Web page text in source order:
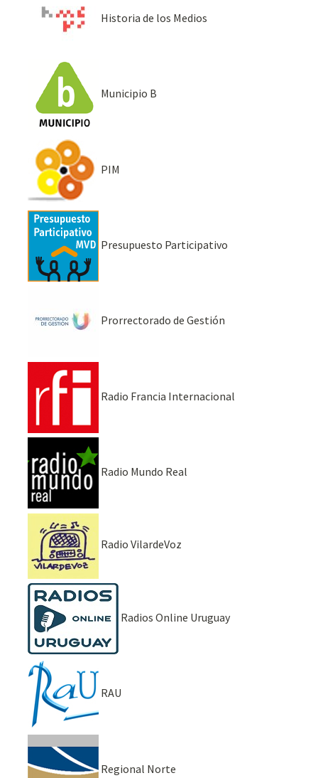
Historia de los Medios
Municipio B
PIM
Presupuesto Participativo
Prorrectorado de Gestión
Radio Francia Internacional
Radio Mundo Real
Radio VilardeVoz
Radios Online Uruguay
RAU
Regional Norte